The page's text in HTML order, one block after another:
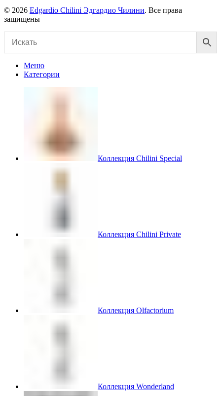
© 2026 Edgardio Chilini Эдгардио Чилини. Все права
защищены
Меню
Категории
Коллекция Chilini Special
Коллекция Chilini Private
Коллекция Olfactorium
Коллекция Wonderland